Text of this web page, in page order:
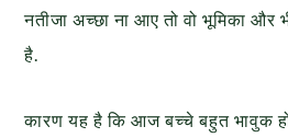
नतीजा अच्छा ना आए तो वो भूमिका और
है.
कारण यह है कि आज बच्चे बहुत भावुक